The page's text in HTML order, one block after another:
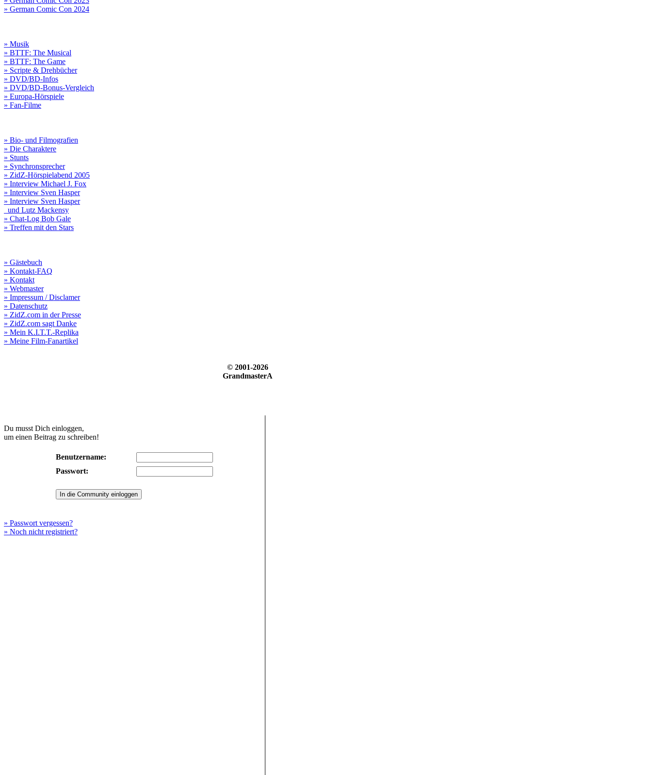
» German Comic Con 2024
» Musik
» BTTF: The Musical
» BTTF: The Game
» Scripte & Drehbücher
» DVD/BD-Infos
» DVD/BD-Bonus-Vergleich
» Europa-Hörspiele
» Fan-Filme
» Bio- und Filmografien
» Die Charaktere
» Stunts
» Synchronsprecher
» ZidZ-Hörspielabend 2005
» Interview Michael J. Fox
» Interview Sven Hasper
» Interview Sven Hasper
und Lutz Mackensy
» Chat-Log Bob Gale
» Treffen mit den Stars
» Gästebuch
» Kontakt-FAQ
» Kontakt
» Webmaster
» Impressum / Disclamer
» Datenschutz
» ZidZ.com in der Presse
» ZidZ.com sagt Danke
» Mein K.I.T.T.-Replika
» Meine Film-Fanartikel
© 2001-2026
GrandmasterA
Du musst Dich einloggen,
um einen Beitrag zu schreiben!
Benutzername:
Passwort:
» Passwort vergessen?
» Noch nicht registriert?